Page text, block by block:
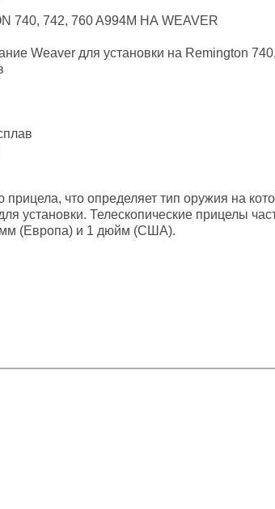
742, 760 A994M НА WEAVER
Weaver для установки на Remington
прицела, что определяет тип оружия на
установки. Телескопические прицелы
(Европа) и 1 дюйм (США).